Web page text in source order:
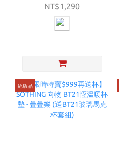
NT$1,290
絕版品